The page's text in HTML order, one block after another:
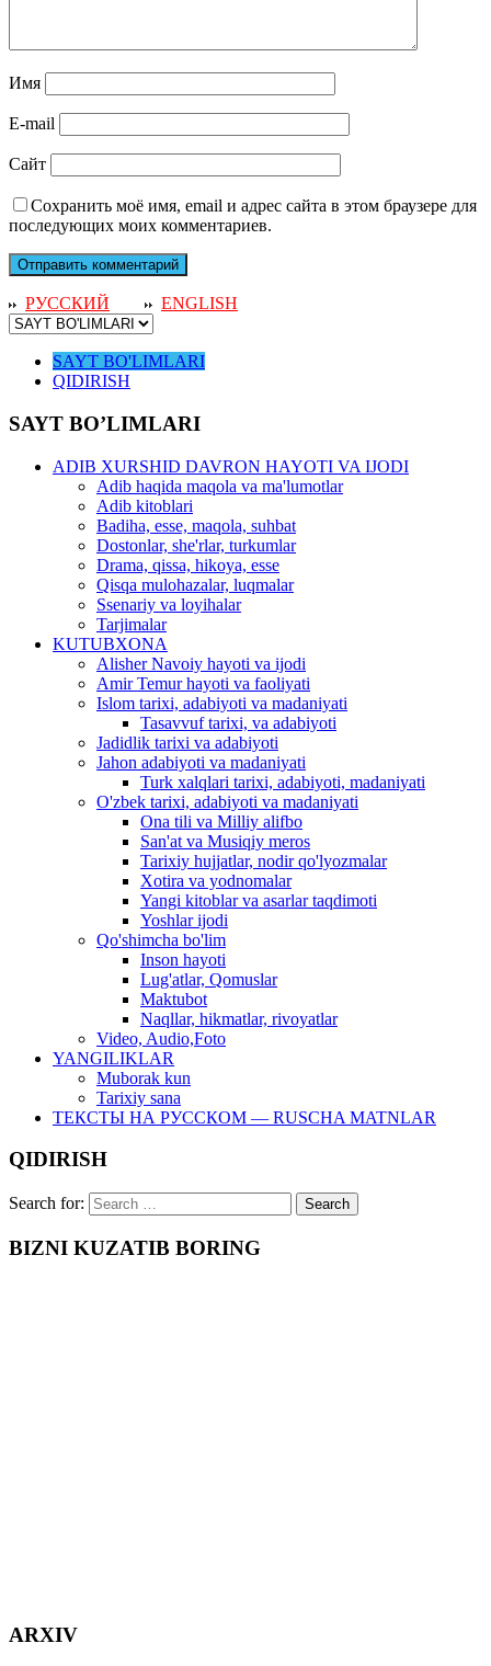
Имя
E-mail
Сайт
Сохранить моё имя, email и адрес сайта в этом браузере для
последующих моих комментариев.
РУССКИЙ ENGLISH
SAYT BO'LIMLARI
QIDIRISH
SAYT BO’LIMLARI
ADIB XURSHID DAVRON HAYOTI VA IJODI
Adib haqida maqola va ma'lumotlar
Adib kitoblari
Badiha, esse, maqola, suhbat
Dostonlar, she'rlar, turkumlar
Drama, qissa, hikoya, esse
Qisqa mulohazalar, luqmalar
Ssenariy va loyihalar
Tarjimalar
KUTUBXONA
Alisher Navoiy hayoti va ijodi
Amir Temur hayoti va faoliyati
Islom tarixi, adabiyoti va madaniyati
Tasavvuf tarixi, va adabiyoti
Jadidlik tarixi va adabiyoti
Jahon adabiyoti va madaniyati
Turk xalqlari tarixi, adabiyoti, madaniyati
O'zbek tarixi, adabiyoti va madaniyati
Ona tili va Milliy alifbo
San'at va Musiqiy meros
Tarixiy hujjatlar, nodir qo'lyozmalar
Xotira va yodnomalar
Yangi kitoblar va asarlar taqdimoti
Yoshlar ijodi
Qo'shimcha bo'lim
Inson hayoti
Lug'atlar, Qomuslar
Maktubot
Naqllar, hikmatlar, rivoyatlar
Video, Audio,Foto
YANGILIKLAR
Muborak kun
Tarixiy sana
ТЕКСТЫ НА РУССКОМ — RUSCHA MATNLAR
QIDIRISH
Search for:
BIZNI KUZATIB BORING
ARXIV